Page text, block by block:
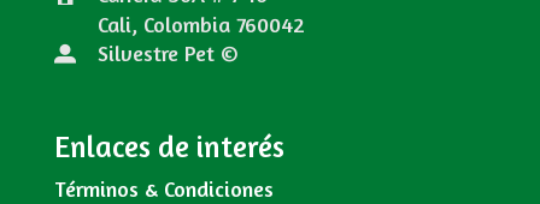
Cali, Colombia 760042
Silvestre Pet ©
Enlaces de interés
Términos & Condiciones